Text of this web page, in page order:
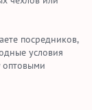
посредников,
условия
оптовыми